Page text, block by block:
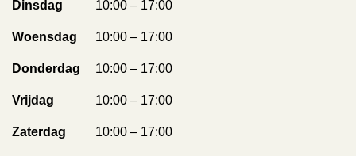
Dinsdag 10:00 – 17:00
Woensdag 10:00 – 17:00
Donderdag 10:00 – 17:00
Vrijdag 10:00 – 17:00
Zaterdag 10:00 – 17:00